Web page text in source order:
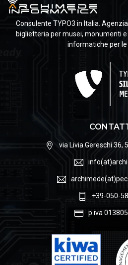
Consulente TYPO3 in Italia.
biglietteria per musei, monumenti
informatiche per le
via Livia Gereschi 36,
+39-050-
p.iva